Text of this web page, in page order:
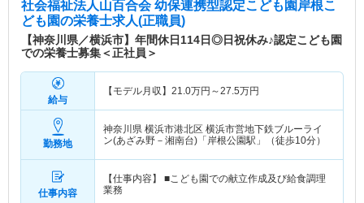
社会福祉法人山百合会 幼保連携型認定こども園岸根こ
ども園の栄養士求人(正職員)
【神奈川県／横浜市】年間休日114日◎日祝休み♪認定こども園
での栄養士募集＜正社員＞
給与
【モデル月収】 21.0万円～27.5万円
勤務地
神奈川県 横浜市港北区 横浜市営地下鉄ブルーライ
ン(あざみ野－湘南台)「岸根公園駅」（徒歩10分）
仕事内容
【仕事内容】 ■こども園での献立作成及び給食調理
業務